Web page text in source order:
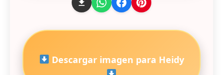
Descargar imagen para Heidy